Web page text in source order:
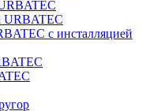
URBATEC
с инсталляцией